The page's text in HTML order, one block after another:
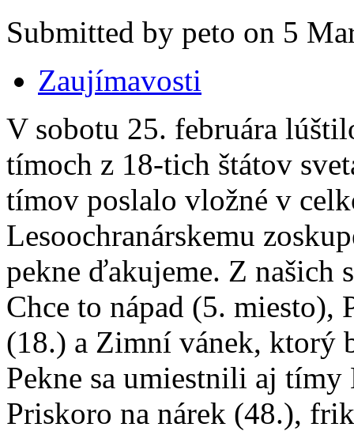
Submitted by peto on 5
Zaujímavosti
V sobotu 25. februára
tímoch z 18-tich štátov
tímov poslalo vložné v
Lesoochranárskemu
pekne ďakujeme. Z
Chce to nápad (5.
(18.) a Zimní vánek, ktorý
Pekne sa umiestnili aj
Priskoro na nárek (48.),